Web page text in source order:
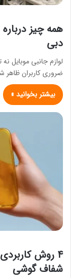
همه چیز
دبی
لوازم جانبی موبایل نه
ضروری کاربران ظاهر
بیشتر بخوانید »
۴ روش
شفاف گوشی